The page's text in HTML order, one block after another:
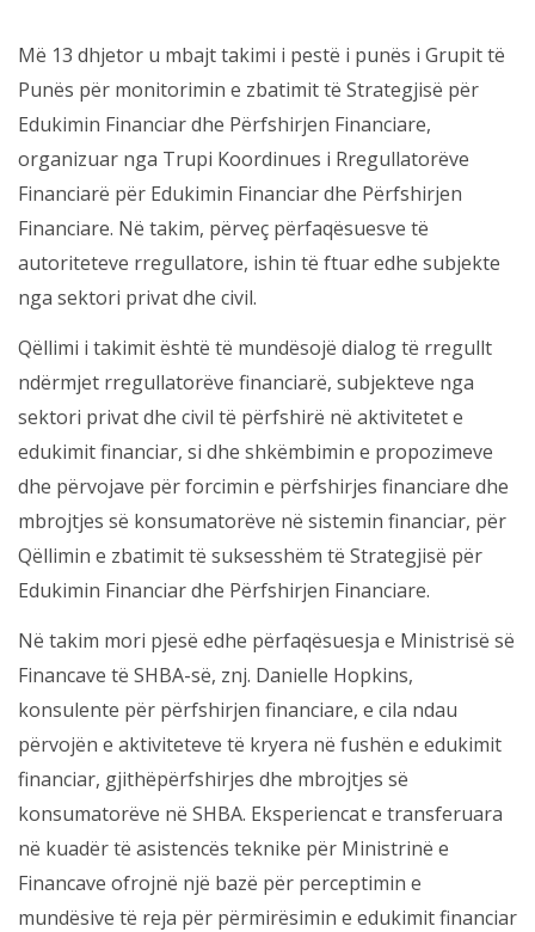
Më 13 dhjetor u mbajt takimi i pestë i punës i Grupit të
Punës për monitorimin e zbatimit të Strategjisë për
Edukimin Financiar dhe Përfshirjen Financiare,
organizuar nga Trupi Koordinues i Rregullatorëve
Financiarë për Edukimin Financiar dhe Përfshirjen
Financiare. Në takim, përveç përfaqësuesve të
autoriteteve rregullatore, ishin të ftuar edhe subjekte
nga sektori privat dhe civil.
Qëllimi i takimit është të mundësojë dialog të rregullt
ndërmjet rregullatorëve financiarë, subjekteve nga
sektori privat dhe civil të përfshirë në aktivitetet e
edukimit financiar, si dhe shkëmbimin e propozimeve
dhe përvojave për forcimin e përfshirjes financiare dhe
mbrojtjes së konsumatorëve në sistemin financiar, për
Qëllimin e zbatimit të suksesshëm të Strategjisë për
Edukimin Financiar dhe Përfshirjen Financiare.
Në takim mori pjesë edhe përfaqësuesja e Ministrisë së
Financave të SHBA-së, znj. Danielle Hopkins,
konsulente për përfshirjen financiare, e cila ndau
përvojën e aktiviteteve të kryera në fushën e edukimit
financiar, gjithëpërfshirjes dhe mbrojtjes së
konsumatorëve në SHBA. Eksperiencat e transferuara
në kuadër të asistencës teknike për Ministrinë e
Financave ofrojnë një bazë për perceptimin e
mundësive të reja për përmirësimin e edukimit financiar